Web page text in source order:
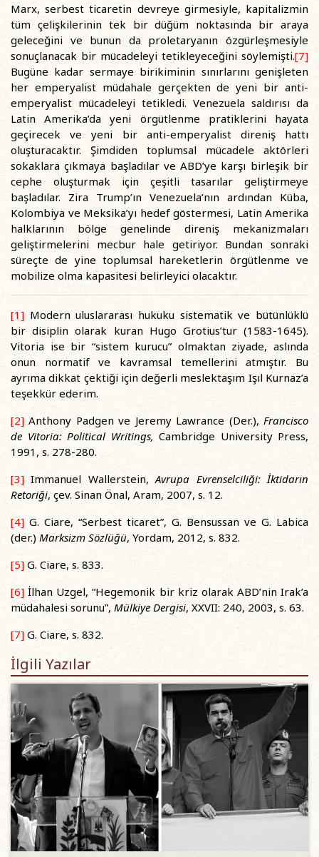
Marx, serbest ticaretin devreye girmesiyle, kapitalizmin
tüm çelişkilerinin tek bir düğüm noktasında bir araya
geleceğini ve bunun da proletaryanın özgürleşmesiyle
sonuçlanacak bir mücadeleyi tetikleyeceğini söylemişti.[7]
Bugüne kadar sermaye birikiminin sınırlarını genişleten
her emperyalist müdahale gerçekten de yeni bir anti-
emperyalist mücadeleyi tetikledi. Venezuela saldırısı da
Latin Amerika’da yeni örgütlenme pratiklerini hayata
geçirecek ve yeni bir anti-emperyalist direniş hattı
oluşturacaktır. Şimdiden toplumsal mücadele aktörleri
sokaklara çıkmaya başladılar ve ABD’ye karşı birleşik bir
cephe oluşturmak için çeşitli tasarılar geliştirmeye
başladılar. Zira Trump’ın Venezuela’nın ardından Küba,
Kolombiya ve Meksika’yı hedef göstermesi, Latin Amerika
halklarının bölge genelinde direniş mekanizmaları
geliştirmelerini mecbur hale getiriyor. Bundan sonraki
süreçte de yine toplumsal hareketlerin örgütlenme ve
mobilize olma kapasitesi belirleyici olacaktır.
[1] Modern uluslararası hukuku sistematik ve bütünlüklü
bir disiplin olarak kuran Hugo Grotius’tur (1583-1645).
Vitoria ise bir “sistem kurucu” olmaktan ziyade, aslında
onun normatif ve kavramsal temellerini atmıştır. Bu
ayrıma dikkat çektiği için değerli meslektaşım Işıl Kurnaz’a
teşekkür ederim.
[2] Anthony Padgen ve Jeremy Lawrance (Der.), Francisco
de Vitoria: Political Writings, Cambridge University Press,
1991, s. 278-280.
[3] Immanuel Wallerstein,Avrupa Evrenselciliği: İktidarın
Retoriği, çev. Sinan Önal, Aram, 2007, s. 12.
[4] G. Ciare, “Serbest ticaret”, G. Bensussan ve G. Labica
(der.) Marksizm Sözlüğü, Yordam, 2012, s. 832.
[5] G. Ciare, s. 833.
[6] İlhan Uzgel, “Hegemonik bir kriz olarak ABD’nin Irak’a
müdahalesi sorunu”, Mülkiye Dergisi, XXVII: 240, 2003, s. 63.
[7] G. Ciare, s. 832.
İlgili Yazılar